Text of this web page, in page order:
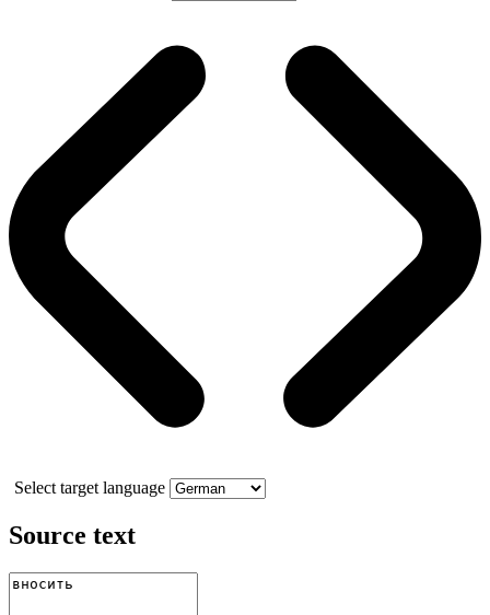
Select target language
Source text